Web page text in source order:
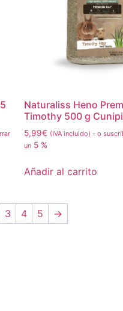
Naturaliss Heno
Timothy 500 g
5,99€ (IVA incluido) - o
un 5 %
Añadir al carrito
3 4 5 →